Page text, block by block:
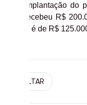
Para implantação do
HOB recebeu R$
mensal é de R$
VOLTAR